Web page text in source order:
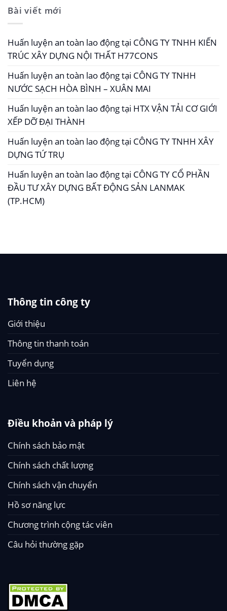
Bài viết mới
Huấn luyện an toàn lao động tại CÔNG TY TNHH KIẾN
TRÚC XÂY DỰNG NỘI THẤT H77CONS
Huấn luyện an toàn lao động tại CÔNG TY TNHH
NƯỚC SẠCH HÒA BÌNH – XUÂN MAI
Huấn luyện an toàn lao động tại HTX VẬN TẢI CƠ GIỚI
XẾP DỠ ĐẠI THÀNH
Huấn luyện an toàn lao động tại CÔNG TY TNHH XÂY
DỰNG TỨ TRỤ
Huấn luyện an toàn lao động tại CÔNG TY CỔ PHẦN
ĐẦU TƯ XÂY DỰNG BẤT ĐỘNG SẢN LANMAK
(TP.HCM)
Thông tin công ty
Giới thiệu
Thông tin thanh toán
Tuyển dụng
Liên hệ
Điều khoản và pháp lý
Chính sách bảo mật
Chính sách chất lượng
Chính sách vận chuyển
Hồ sơ năng lực
Chương trình cộng tác viên
Câu hỏi thường gặp